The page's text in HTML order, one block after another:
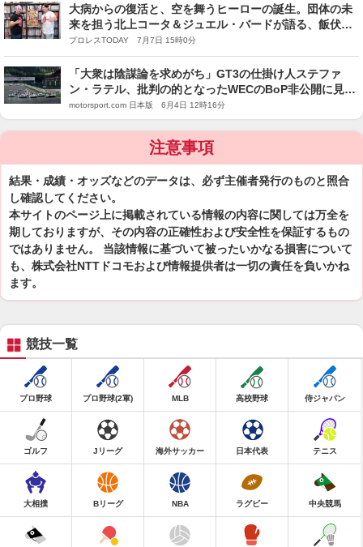
大病からの復活と、空を舞うヒーローの誕生。団体の未
来を担う北上コータ＆ジュエル・バードが語る、飯伏プ
ロレス研究所との全面対抗戦
プロレスTODAY 7月7日 15時0分
「大衆は陰謀論を求めがち」GT3の仕掛け人ステファ
ン・ラテル、批判の的となったWECのBoP非公開に見解
述べる
motorsport.com 日本版 6月4日 12時16分
注意事項
結果・成績・オッズなどのデータは、必ず主催者発行のものと照合
し確認してください。
本サイトのページ上に掲載されている情報の内容に関しては万全を
期しておりますが、その内容の正確性および安全性を保証するもの
ではありません。 当該情報に基づいて被ったいかなる損害について
も、株式会社NTTドコモおよび情報提供者は一切の責任を負いかね
ます。
競技一覧
プロ野球 プロ野球(2軍) MLB 高校野球 侍ジャパン
ゴルフ Jリーグ 海外サッカー 日本代表 テニス
大相撲 Bリーグ NBA ラグビー 中央競馬